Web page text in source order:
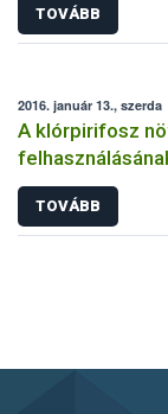
TOVÁBB
2016. január 13., szerda
A klórpirifosz
TOVÁBB